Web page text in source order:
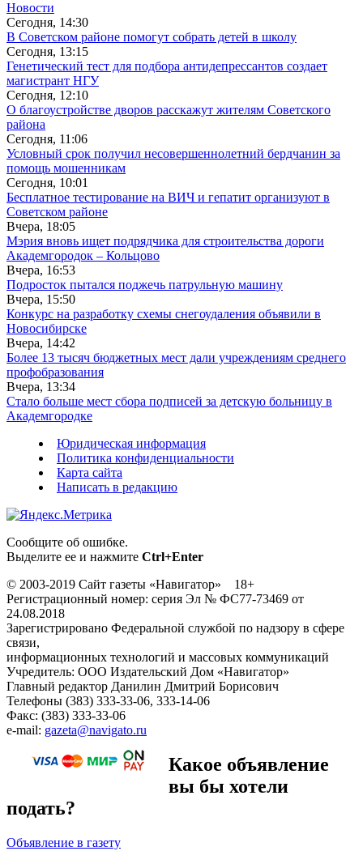
Новости
Сегодня, 14:30
В Советском районе помогут собрать детей в школу
Сегодня, 13:15
Генетический тест для подбора антидепрессантов создает
магистрант НГУ
Сегодня, 12:10
О благоустройстве дворов расскажут жителям Советского
района
Сегодня, 11:06
Условный срок получил несовершеннолетний бердчанин за
помощь мошенникам
Сегодня, 10:01
Бесплатное тестирование на ВИЧ и гепатит организуют в
Советском районе
Вчера, 18:05
Мэрия вновь ищет подрядчика для строительства дороги
Академгородок – Кольцово
Вчера, 16:53
Подросток пытался поджечь патрульную машину
Вчера, 15:50
Конкурс на разработку схемы снегоудаления объявили в
Новосибирске
Вчера, 14:42
Более 13 тысяч бюджетных мест дали учреждениям среднего
профобразования
Вчера, 13:34
Стало больше мест сбора подписей за детскую больницу в
Академгородке
Юридическая информация
Политика конфиденциальности
Карта сайта
Написать в редакцию
Сообщите об ошибке.
Выделите ее и нажмите Ctrl+Enter
© 2003-2019 Сайт газеты «Навигатор» 18+
Регистрационный номер: серия Эл № ФС77-73469 от
24.08.2018
Зарегистрировано Федеральной службой по надзору в сфере
связи,
информационных технологий и массовых коммуникаций
Учредитель: ООО Издательский Дом «Навигатор»
Главный редактор Данилин Дмитрий Борисович
Телефоны (383) 333-33-06, 333-14-06
Факс: (383) 333-33-06
e-mail: gazeta@navigato.ru
Какое объявление
вы бы хотели
подать?
Объявление в газету